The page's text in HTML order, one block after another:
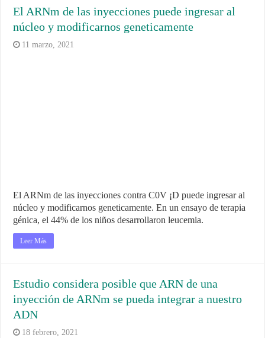
El ARNm de las inyecciones puede ingresar al
núcleo y modificarnos geneticamente
11 marzo, 2021
El ARNm de las inyecciones contra C0V ¡D puede ingresar al
núcleo y modificarnos geneticamente. En un ensayo de terapia
génica, el 44% de los niños desarrollaron leucemia.
Leer Más
Estudio considera posible que ARN de una
inyección de ARNm se pueda integrar a nuestro
ADN
18 febrero, 2021